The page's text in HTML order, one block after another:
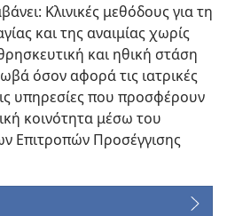
Κλινικές μεθόδους για τη
και της αναιμίας χωρίς
και ηθική στάση
όσον αφορά τις ιατρικές
υπηρεσίες που προσφέρουν
κοινότητα μέσω του
Επιτροπών Προσέγγισης